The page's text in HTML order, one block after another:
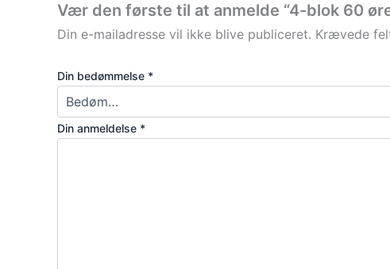
Vær den første til at anmelde “4-blok 60
Din e-mailadresse vil ikke blive publiceret. Krævede
Din bedømmelse *
Din anmeldelse *